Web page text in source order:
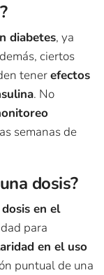
diabetes, ya
ciertos
tenerefectos
. No
semanas de
dosis?
en el
para
en el uso
puntual de una